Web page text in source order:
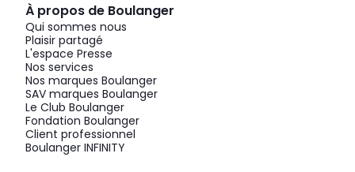
À propos de Boulanger
Qui sommes nous
Plaisir partagé
L'espace Presse
Nos services
Nos marques Boulanger
SAV marques Boulanger
Le Club Boulanger
Fondation Boulanger
Client professionnel
Boulanger INFINITY